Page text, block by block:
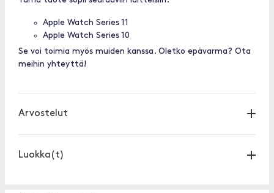
Apple Watch Series 11
Apple Watch Series 10
Se voi toimia myös muiden kanssa. Oletko epävarma? Ota
meihin yhteyttä!
Arvostelut
Luokka(t)